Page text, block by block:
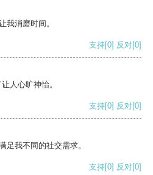
我消磨时间。
支持[0] 反对[0]
人心旷神怡。
支持[0] 反对[0]
足我不同的社交需求。
支持[0] 反对[0]